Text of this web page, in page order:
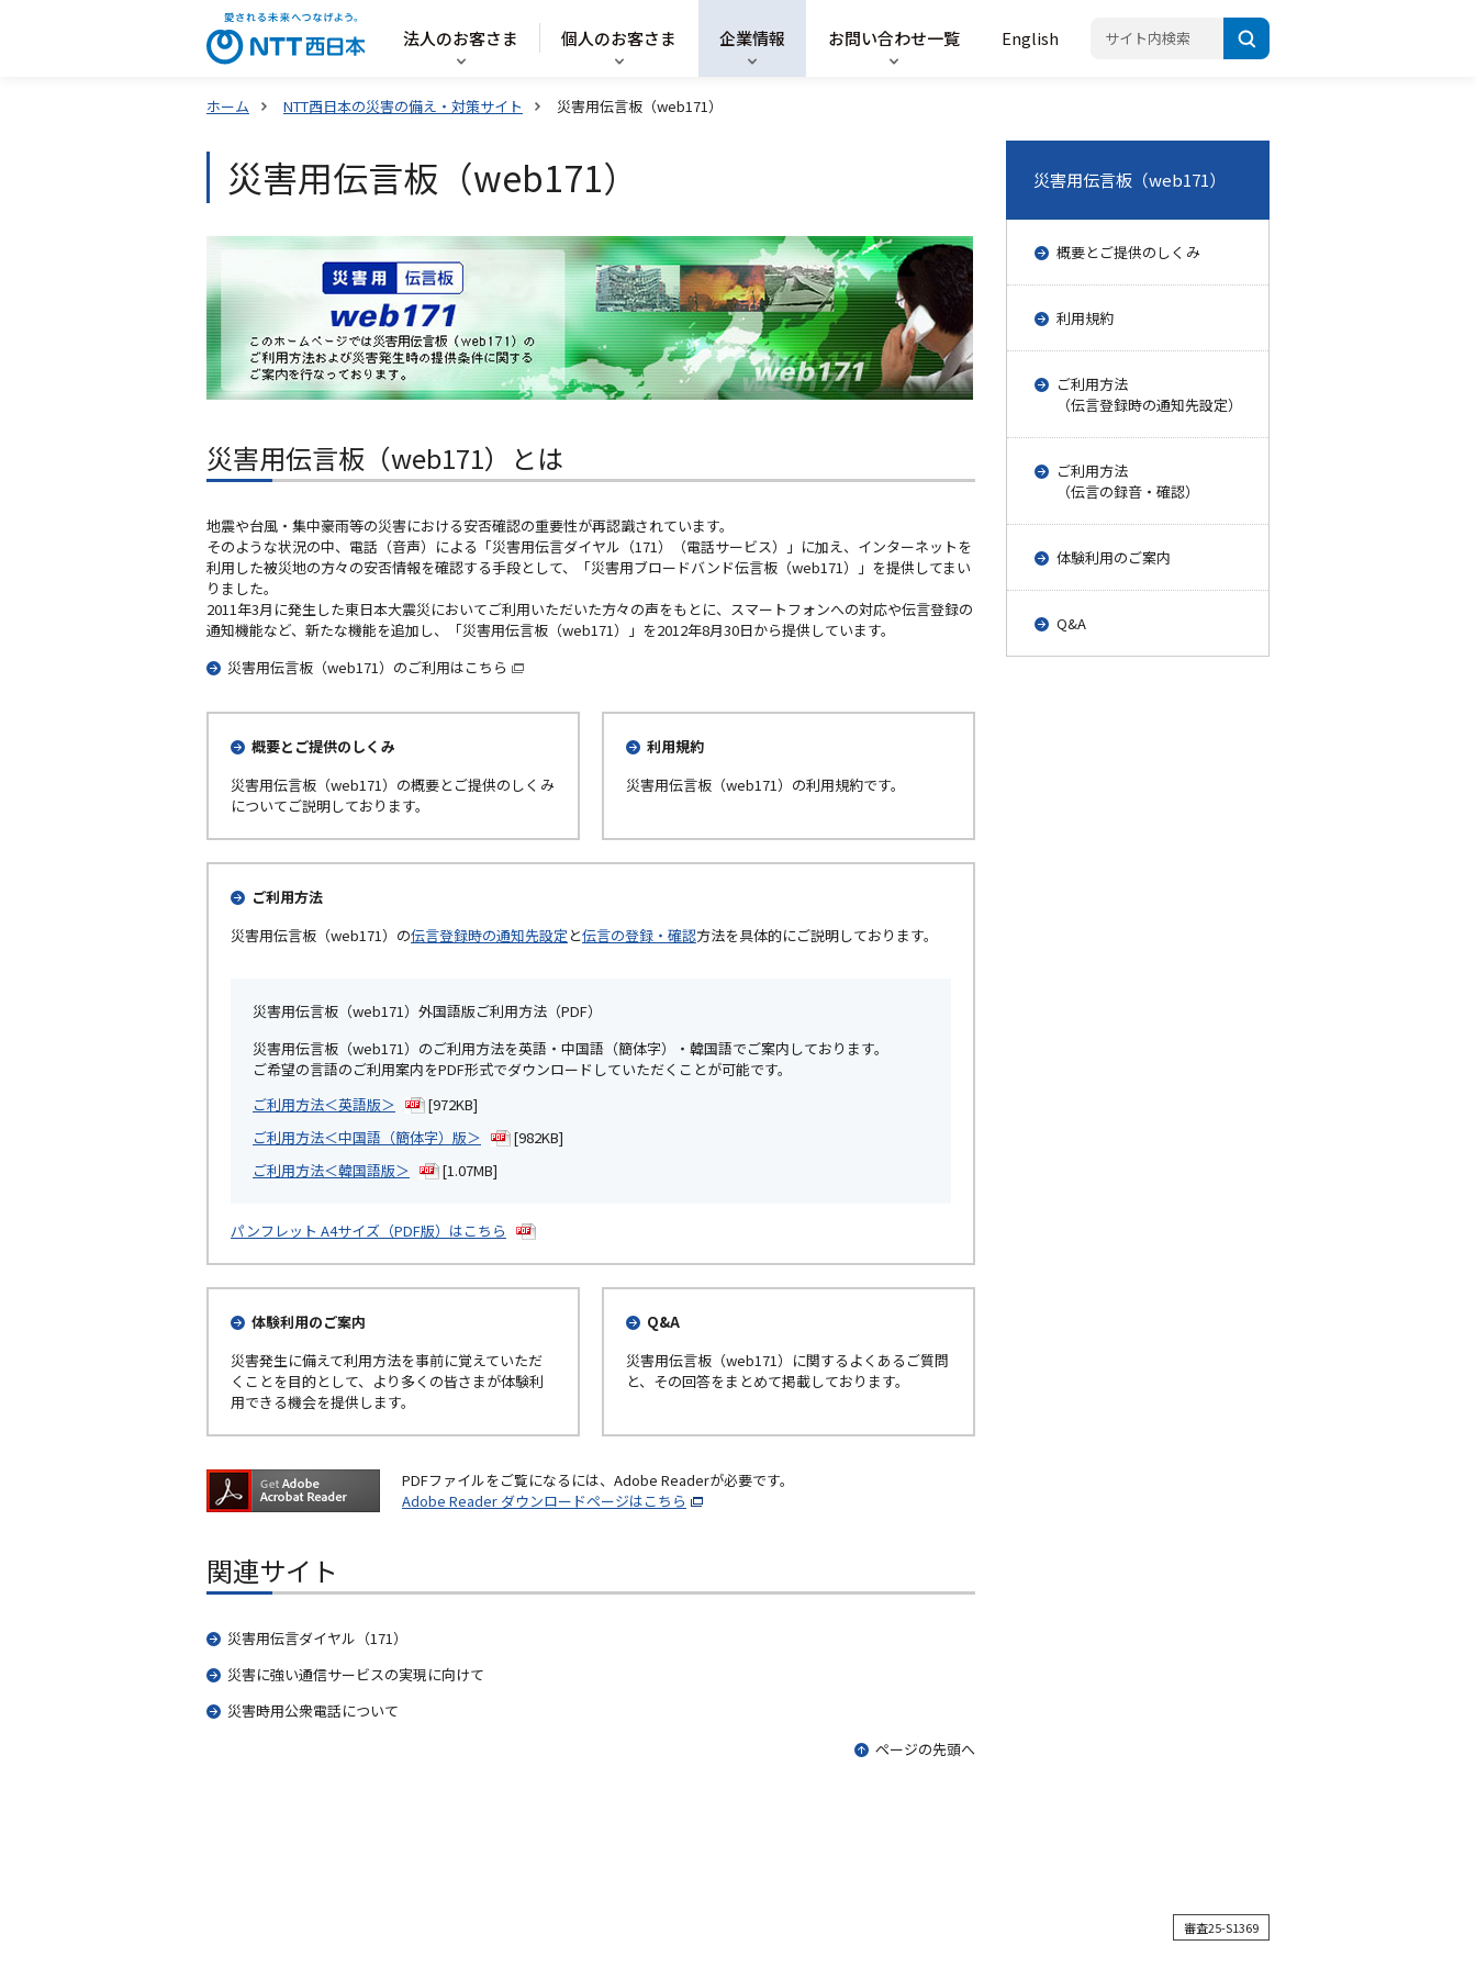
法人のお客さま 個人のお客さま 企業情報 お問い合わせ一覧 English
ホーム NTT西日本の災害の備え・対策サイト 災害用伝言板（web171）
災害用伝言板（web171）
災害用伝言板（web171）とは
地震や台風・集中豪雨等の災害における安否確認の重要性が再認識されています。
そのような状況の中、電話（音声）による「災害用伝言ダイヤル（171）（電話サービス）」に加え、インターネットを
利用した被災地の方々の安否情報を確認する手段として、「災害用ブロードバンド伝言板（web171）」を提供してまい
りました。
2011年3月に発生した東日本大震災においてご利用いただいた方々の声をもとに、スマートフォンへの対応や伝言登録の
通知機能など、新たな機能を追加し、「災害用伝言板（web171）」を2012年8月30日から提供しています。
災害用伝言板（web171）のご利用はこちら
概要とご提供のしくみ
災害用伝言板（web171）の概要とご提供のしくみ
についてご説明しております。
利用規約
災害用伝言板（web171）の利用規約です。
ご利用方法
災害用伝言板（web171）の伝言登録時の通知先設定 と伝言の登録・確認方法を具体的にご説明しております。
災害用伝言板（web171）外国語版ご利用方法（PDF）
災害用伝言板（web171）のご利用方法を英語・中国語（簡体字）・韓国語でご案内しております。
ご希望の言語のご利用案内をPDF形式でダウンロードしていただくことが可能です。
ご利用方法＜英語版＞
[972KB]
ご利用方法＜中国語（簡体字）版＞
[982KB]
ご利用方法＜韓国語版＞
[1.07MB]
パンフレット A4サイズ（PDF版）はこちら
体験利用のご案内
災害発生に備えて利用方法を事前に覚えていただ
くことを目的として、より多くの皆さまが体験利
用できる機会を提供します。
Q&A
災害用伝言板（web171）に関するよくあるご質問
と、その回答をまとめて掲載しております。
PDFファイルをご覧になるには、Adobe Readerが必要です。
Adobe Reader ダウンロードページはこちら
関連サイト
災害用伝言ダイヤル（171）
災害に強い通信サービスの実現に向けて
災害時用公衆電話について
ページの先頭へ
災害用伝言板（web171）
概要とご提供のしくみ
利用規約
ご利用方法
（伝言登録時の通知先設定）
ご利用方法
（伝言の録音・確認）
体験利用のご案内
Q&A
審査25-S1369